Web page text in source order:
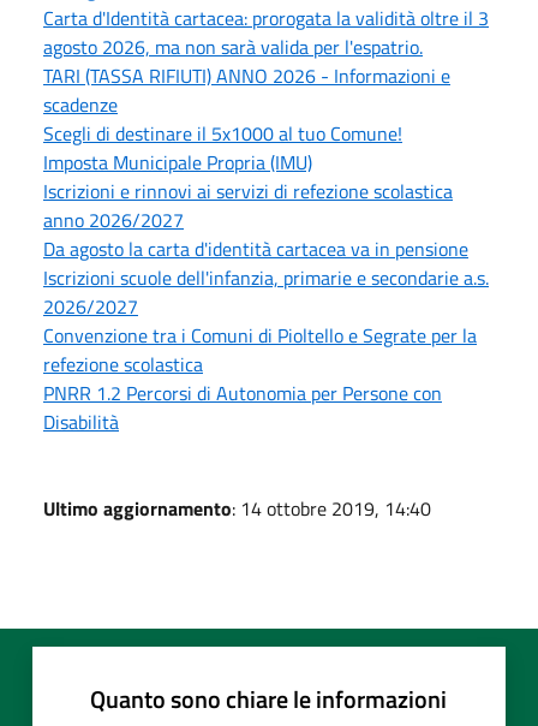
Carta d'Identità cartacea: prorogata la validità oltre il 3
agosto 2026, ma non sarà valida per l'espatrio.
TARI (TASSA RIFIUTI) ANNO 2026 - Informazioni e
scadenze
Scegli di destinare il 5x1000 al tuo Comune!
Imposta Municipale Propria (IMU)
Iscrizioni e rinnovi ai servizi di refezione scolastica
anno 2026/2027
Da agosto la carta d'identità cartacea va in pensione
Iscrizioni scuole dell'infanzia, primarie e secondarie a.s.
2026/2027
Convenzione tra i Comuni di Pioltello e Segrate per la
refezione scolastica
PNRR 1.2 Percorsi di Autonomia per Persone con
Disabilità
Ultimo aggiornamento: 14 ottobre 2019, 14:40
Quanto sono chiare le informazioni